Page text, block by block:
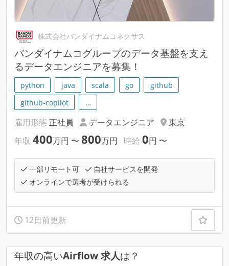
株式会社バンダイナムコネクサス
バンダイナムコグループのデータ基盤を支え
るデータエンジニアを募集！
python java scala go
github
github-copilot
…
雇用形態 正社員 データエンジニア
東京
年収 400万円 〜 800万円 時給 0円 〜
一部リモート可
自社サービスを開発
オンラインで選考が受けられる
12日前更新
年収の高いAirflow 求人は？